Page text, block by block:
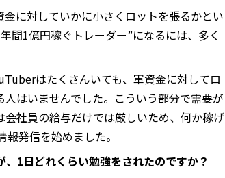
に対していかに小さくロットを張るかとい
間1億円稼ぐトレーダー”になるには、多く
はたくさんいても、軍資金に対してロ
はいませんでした。こういう部分で需要が
社員の給与だけでは厳しいため、何か稼げ
発信を始めました。
1日どれくらい勉強をされたのですか？